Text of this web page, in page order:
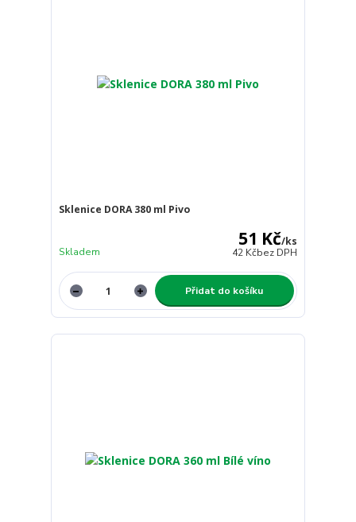
Sklenice DORA 380 ml Pivo
51 Kč/ks
42 Kčbez DPH
Skladem
Přidat do košíku